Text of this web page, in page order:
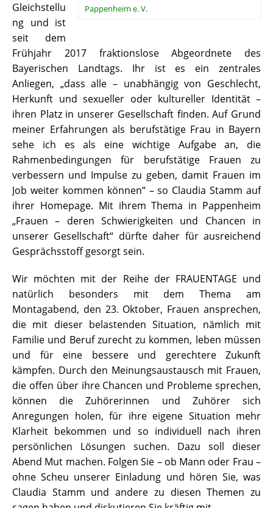
Pappenheim e. V.
Gleichstellu
ng und ist
seit dem
Frühjahr 2017 fraktionslose Abgeordnete des
Bayerischen Landtags. Ihr ist es ein zentrales
Anliegen, „dass alle – unabhängig von Geschlecht,
Herkunft und sexueller oder kultureller Identität –
ihren Platz in unserer Gesellschaft finden. Auf Grund
meiner Erfahrungen als berufstätige Frau in Bayern
sehe ich es als eine wichtige Aufgabe an, die
Rahmenbedingungen für berufstätige Frauen zu
verbessern und Impulse zu geben, damit Frauen im
Job weiter kommen können“ – so Claudia Stamm auf
ihrer Homepage. Mit ihrem Thema in Pappenheim
„Frauen – deren Schwierigkeiten und Chancen in
unserer Gesellschaft“ dürfte daher für ausreichend
Gesprächsstoff gesorgt sein.
Wir möchten mit der Reihe der FRAUENTAGE und
natürlich besonders mit dem Thema am
Montagabend, den 23. Oktober, Frauen ansprechen,
die mit dieser belastenden Situation, nämlich mit
Familie und Beruf zurecht zu kommen, leben müssen
und für eine bessere und gerechtere Zukunft
kämpfen. Durch den Meinungsaustausch mit Frauen,
die offen über ihre Chancen und Probleme sprechen,
können die Zuhörerinnen und Zuhörer sich
Anregungen holen, für ihre eigene Situation mehr
Klarheit bekommen und so individuell nach ihren
persönlichen Lösungen suchen. Dazu soll dieser
Abend Mut machen. Folgen Sie – ob Mann oder Frau –
ohne Scheu unserer Einladung und hören Sie, was
Claudia Stamm und andere zu diesen Themen zu